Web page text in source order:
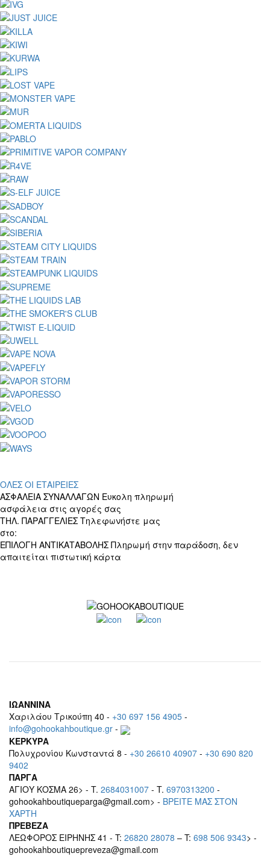
ΟΛΕΣ ΟΙ ΕΤΑΙΡΕΙΕΣ
ΑΣΦΑΛΕΙΑ ΣΥΝΑΛΛΑΓΩΝ Ευκολη πληρωμή
ασφάλεια στις αγορές σας
ΤΗΛ. ΠΑΡΑΓΓΕΛΙΕΣ Τηλεφωνήστε μας
στο:
ΕΠΙΛΟΓΗ ΑΝΤΙΚΑΤΑΒΟΛΗΣ Πληρωμή στην παράδοση, δεν
απαιτείται πιστωτική κάρτα
ΙΩΑΝΝΙΝΑ
Χαριλάου Τρικούπη 40 - +30 697 156 4905 -
info@gohookahboutique.gr -
ΚΕΡΚΥΡΑ
Πολυχρονίου Κωνσταντά 8 - +30 26610 40907 - +30 690 820
9402
ΠΑΡΓΑ
ΑΓΙΟΥ ΚΟΣΜΑ 26> - T. 2684031007 - T. 6970313200 -
gohookahboutiqueparga@gmail.com> - BΡEITE MAΣ ΣΤΟΝ
ΧΑΡΤΗ
ΠΡΕΒΕΖΑ
ΛΕΩΦΟΡΟΣ ΕΙΡΗΝΗΣ 41 - T: 26820 28078 – T: 698 506 9343> -
gohookahboutiquepreveza@gmail.com